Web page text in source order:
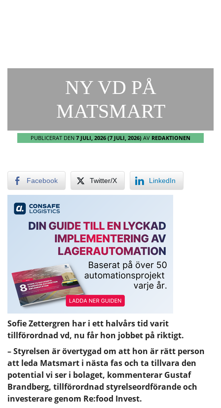
NY VD PÅ
MATSMART
PUBLICERAT DEN 7 JULI, 2026 (7 JULI, 2026) AV REDAKTIONEN
Facebook Twitter/X LinkedIn
Sofie Zettergren har i ett halvårs tid varit
tillförordnad vd, nu får hon jobbet på riktigt.
– Styrelsen är övertygad om att hon är rätt person
att leda Matsmart i nästa fas och ta tillvara den
potential vi ser i bolaget, kommenterar Gustaf
Brandberg, tillförordnad styrelseordförande och
investerare genom Re:food Invest.